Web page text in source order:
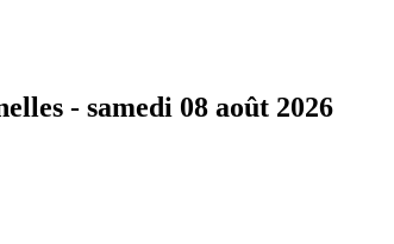
- samedi 08 août 2026